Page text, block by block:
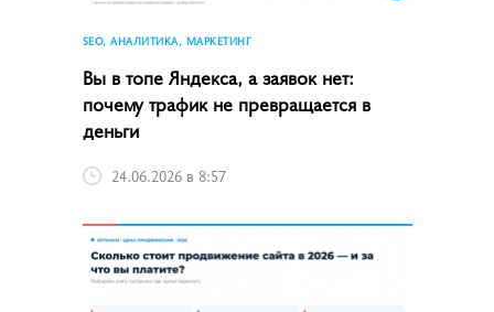
SEO, АНАЛИТИКА, МАРКЕТИНГ
Вы в топе Яндекса, а заявок нет:
почему трафик не превращается в
деньги
24.06.2026 в 8:57